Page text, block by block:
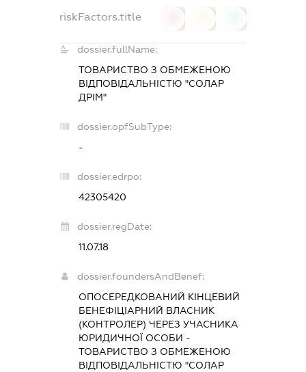
riskFactors.title
dossier.fullName:
ТОВАРИСТВО З ОБМЕЖЕНОЮ
ВІДПОВІДАЛЬНІСТЮ "СОЛАР
ДРІМ"
dossier.opfSubType:
-
dossier.edrpo:
42305420
dossier.regDate:
11.07.18
dossier.foundersAndBenef:
ОПОСЕРЕДКОВАНИЙ КІНЦЕВИЙ
БЕНЕФІЦІАРНИЙ ВЛАСНИК
(КОНТРОЛЕР) ЧЕРЕЗ УЧАСНИКА
ЮРИДИЧНОЇ ОСОБИ -
ТОВАРИСТВО З ОБМЕЖЕНОЮ
ВІДПОВІДАЛЬНІСТЮ "СОЛАР